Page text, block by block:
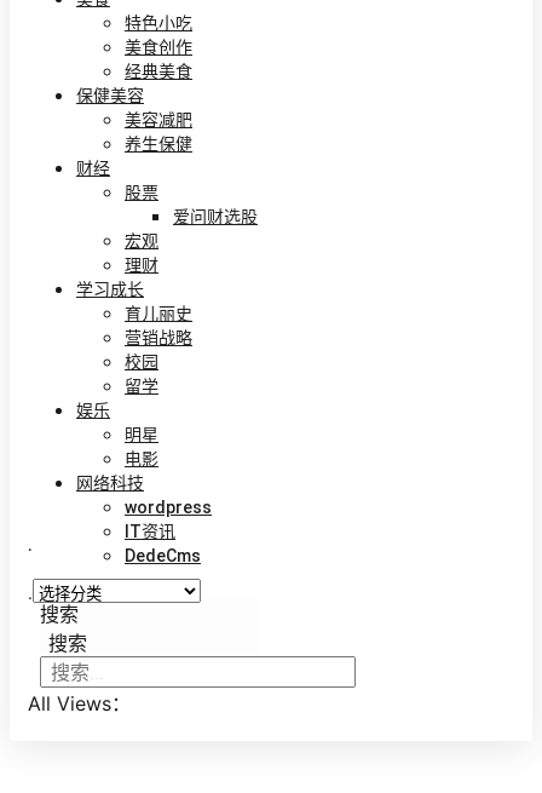
特色小吃
美食创作
经典美食
保健美容
美容减肥
养生保健
财经
股票
爱问财选股
宏观
理财
学习成长
育儿丽史
营销战略
校园
留学
娱乐
明星
电影
网络科技
wordpress
IT资讯
DedeCms
.
.
搜索
搜索
All Views：